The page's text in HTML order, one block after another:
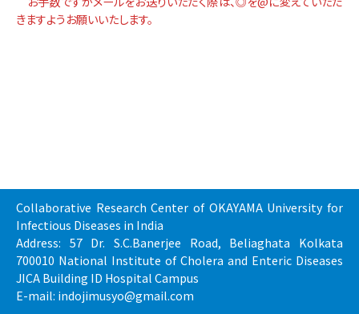
きますようお願いいたします。
Collaborative Research Center of OKAYAMA University for
Infectious Diseases in India
Address: 57 Dr. S.C.Banerjee Road, Beliaghata Kolkata
700010 National Institute of Cholera and Enteric Diseases
JICA Building ID Hospital Campus
E-mail: indojimusyo@gmail.com